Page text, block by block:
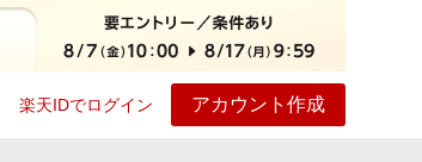
楽天IDでログイン アカウント作成